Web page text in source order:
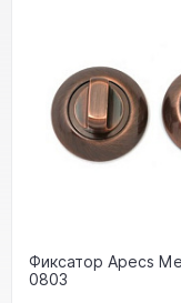
Фиксатор Apecs
0803